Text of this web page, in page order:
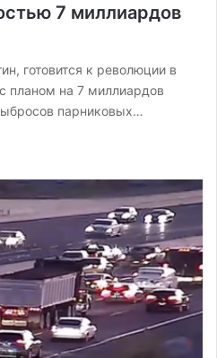
7 миллиардов
готовится к революции в
планом на 7 миллиардов
парниковых…